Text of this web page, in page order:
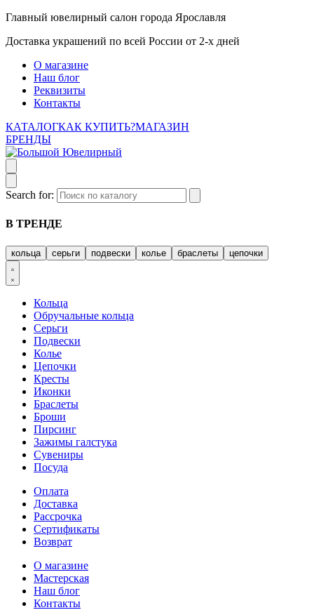
Главный ювелирный салон города Ярославля
Доставка украшений по всей России от 2-х дней
О магазине
Наш блог
Реквизиты
Контакты
КАТАЛОГКАК КУПИТЬ?МАГАЗИН
БРЕНДЫ
Search for:
В ТРЕНДЕ
кольца серьги подвески колье браслеты цепочки
Кольца
Обручальные кольца
Серьги
Подвески
Колье
Цепочки
Кресты
Иконки
Браслеты
Броши
Пирсинг
Зажимы галстука
Сувениры
Посуда
Оплата
Доставка
Рассрочка
Сертификаты
Возврат
О магазине
Мастерская
Наш блог
Контакты